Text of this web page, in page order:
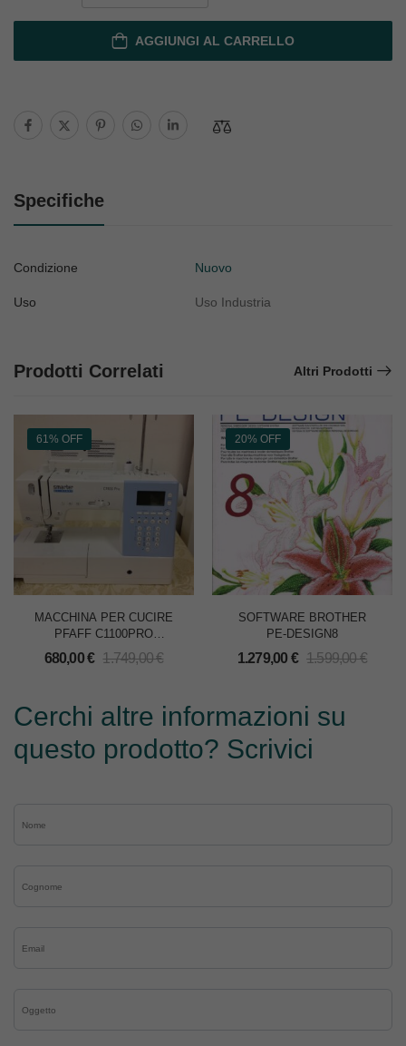
AGGIUNGI AL CARRELLO
Specifiche
Condizione Nuovo
Uso Uso Industria
Prodotti Correlati Altri Prodotti
61% OFF
MACCHINA PER CUCIRE
PFAFF C1100PRO
SMARTER
680,00€ 1.749,00€
20% OFF
SOFTWARE BROTHER
PE-DESIGN8
1.279,00 € 1.599,00€
Cerchi altre informazioni su
questo prodotto? Scrivici